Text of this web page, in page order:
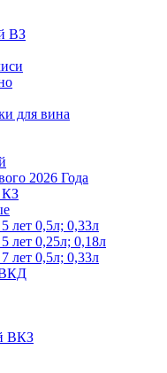
ВЗ
для вина
2026 Года
КЗ
лет 0,5л; 0,33л
лет 0,25л; 0,18л
лет 0,5л; 0,33л
ВКД
ВКЗ